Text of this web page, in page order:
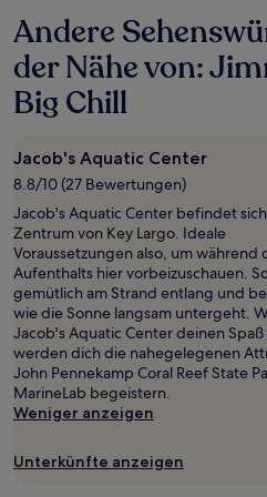
Andere
der Nähe von:
Big Chill
Jacob's Aquatic Center
8.8/10 (27 Bewertungen)
Jacob's Aquatic Center befindet
Zentrum von Key Largo. Ideale
Voraussetzungen also, um während
Aufenthalts hier vorbeizuschauen.
gemütlich am Strand entlang und
wie die Sonne langsam untergeht.
Jacob's Aquatic Center deinen
werden dich die nahegelegenen
John Pennekamp Coral Reef State
MarineLab begeistern.
Weniger anzeigen
Unterkünfte anzeigen